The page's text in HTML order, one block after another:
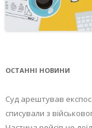
ОСТАННІ НОВИНИ
Суд арештував
списували з